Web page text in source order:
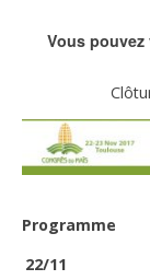
Vous
Programme
22/11